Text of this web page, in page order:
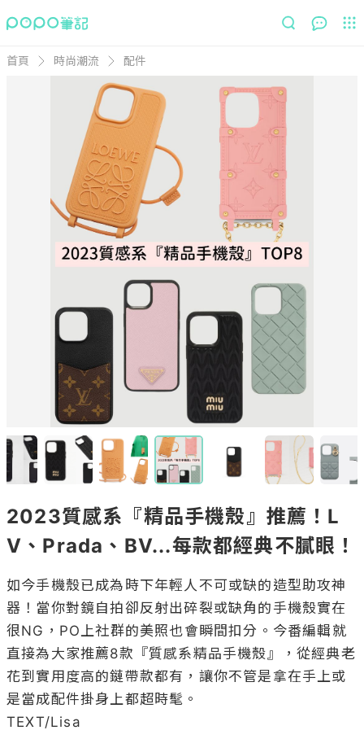
首頁 時尚潮流 配件
2023質感系『精品手機殼』推薦！L
V、Prada、BV...每款都經典不膩眼！
如今手機殼已成為時下年輕人不可或缺的造型助攻神
器！當你對鏡自拍卻反射出碎裂或缺角的手機殼實在
很NG，PO上社群的美照也會瞬間扣分。今番編輯就
直接為大家推薦8款『質感系精品手機殼』，從經典老
花到實用度高的鏈帶款都有，讓你不管是拿在手上或
是當成配件掛身上都超時髦。
TEXT/Lisa